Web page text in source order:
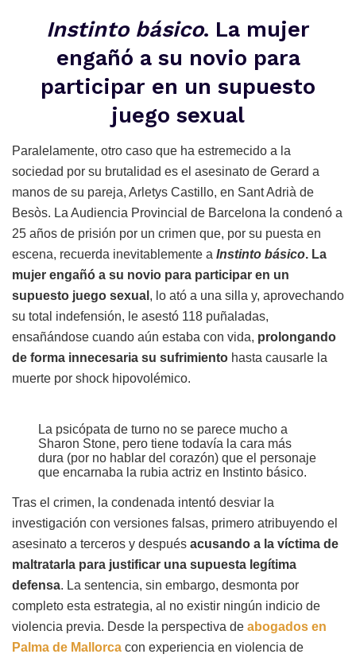
Instinto básico. La mujer
engañó a su novio para
participar en un supuesto
juego sexual
Paralelamente, otro caso que ha estremecido a la
sociedad por su brutalidad es el asesinato de Gerard a
manos de su pareja, Arletys Castillo, en Sant Adrià de
Besòs. La Audiencia Provincial de Barcelona la condenó a
25 años de prisión por un crimen que, por su puesta en
escena, recuerda inevitablemente a Instinto básico. La
mujer engañó a su novio para participar en un
supuesto juego sexual , lo ató a una silla y, aprovechando
su total indefensión, le asestó 118 puñaladas,
ensañándose cuando aún estaba con vida, prolongando
de forma innecesaria su sufrimiento hasta causarle la
muerte por shock hipovolémico.
La psicópata de turno no se parece mucho a
Sharon Stone, pero tiene todavía la cara más
dura (por no hablar del corazón) que el personaje
que encarnaba la rubia actriz en Instinto básico.
Tras el crimen, la condenada intentó desviar la
investigación con versiones falsas, primero atribuyendo el
asesinato a terceros y después acusando a la víctima de
maltratarla para justificar una supuesta legítima
defensa. La sentencia, sin embargo, desmonta por
completo esta estrategia, al no existir ningún indicio de
violencia previa. Desde la perspectiva de abogados en
Palma de Mallorca con experiencia en violencia de